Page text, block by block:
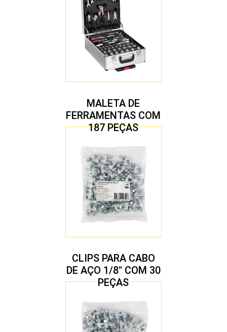
MALETA DE
FERRAMENTAS COM
187 PEÇAS
CLIPS PARA CABO
DE AÇO 1/8″ COM 30
PEÇAS